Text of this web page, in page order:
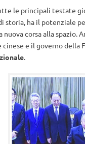
le principali testate
storia, ha il potenziale
corsa alla spazio.
e il governo della
.